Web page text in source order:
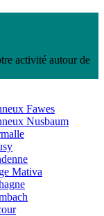
activité autour de
Fawes
Nusbaum
Mativa